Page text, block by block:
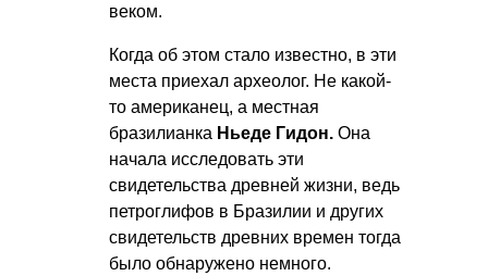
веком.
Когда об этом стало известно, в эти
места приехал археолог. Не какой-
то американец, а местная
бразилианка Ньеде Гидон. Она
начала исследовать эти
свидетельства древней жизни, ведь
петроглифов в Бразилии и других
свидетельств древних времен тогда
было обнаружено немного.